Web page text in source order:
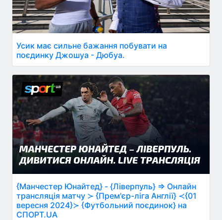
Усик має сильне бажання побувати на
поєдинку Джошуа - Дюбуа.
{Манчестер Юнайтед} - {Ліверпуль} ⇒ Онлайн
трансляція матчу ≻ {Прем'єр-ліга Англії} ≺{01
вересня 2024}≻ {Футбольний поєдинок} на
СПОРТ.UA